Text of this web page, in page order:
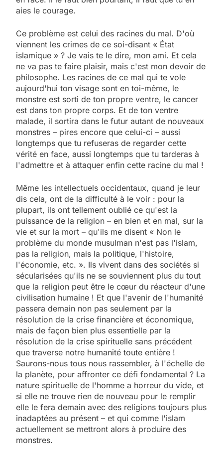
aies le courage.
Ce problème est celui des racines du mal. D'où
viennent les crimes de ce soi-disant « État
islamique » ? Je vais te le dire, mon ami. Et cela
ne va pas te faire plaisir, mais c'est mon devoir de
philosophe. Les racines de ce mal qui te vole
aujourd'hui ton visage sont en toi-même, le
monstre est sorti de ton propre ventre, le cancer
est dans ton propre corps. Et de ton ventre
malade, il sortira dans le futur autant de nouveaux
monstres – pires encore que celui-ci – aussi
longtemps que tu refuseras de regarder cette
vérité en face, aussi longtemps que tu tarderas à
l'admettre et à attaquer enfin cette racine du mal !
Même les intellectuels occidentaux, quand je leur
dis cela, ont de la difficulté à le voir : pour la
plupart, ils ont tellement oublié ce qu'est la
puissance de la religion – en bien et en mal, sur la
vie et sur la mort – qu'ils me disent « Non le
problème du monde musulman n'est pas l'islam,
pas la religion, mais la politique, l'histoire,
l'économie, etc. ». Ils vivent dans des sociétés si
sécularisées qu'ils ne se souviennent plus du tout
que la religion peut être le cœur du réacteur d'une
civilisation humaine ! Et que l'avenir de l'humanité
passera demain non pas seulement par la
résolution de la crise financière et économique,
mais de façon bien plus essentielle par la
résolution de la crise spirituelle sans précédent
que traverse notre humanité toute entière !
Saurons-nous tous nous rassembler, à l'échelle de
la planète, pour affronter ce défi fondamental ? La
nature spirituelle de l'homme a horreur du vide, et
si elle ne trouve rien de nouveau pour le remplir
elle le fera demain avec des religions toujours plus
inadaptées au présent – et qui comme l'islam
actuellement se mettront alors à produire des
monstres.